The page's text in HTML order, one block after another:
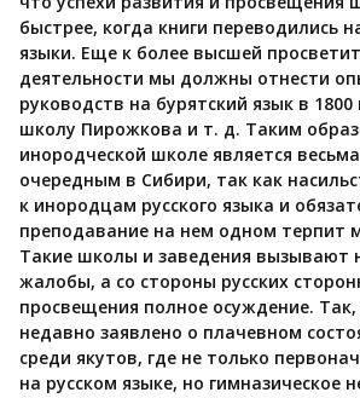
быстрее, когда книги переводились
языки. Еще к более высшей
деятельности мы должны отнести
руководств на бурятский язык в
школу Пирожкова и т. д. Таким
инородческой школе является
очередным в Сибири, так как
к инородцам русского языка и
преподавание на нем одном терпит
Такие школы и заведения вызывают
жалобы, а со стороны русских
просвещения полное осуждение.
недавно заявлено о плачевном
среди якутов, где не только
на русском языке, но гимназическое